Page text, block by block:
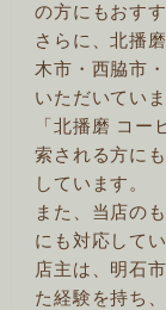
の方にもおすす
さらに、北播
木市・西脇市
いただいていま
「北播磨 コ
索される方に
しています。
また、当店の
にも対応してい
店主は、明石
た経験を持ち